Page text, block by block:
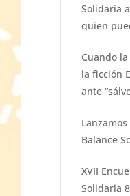
Solidaria
quien
Cuando
la ficción
ante
Balance
XVII
Solidaria